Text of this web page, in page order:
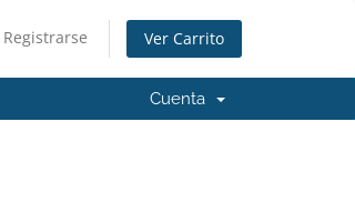
Registrarse Ver Carrito
Cuenta